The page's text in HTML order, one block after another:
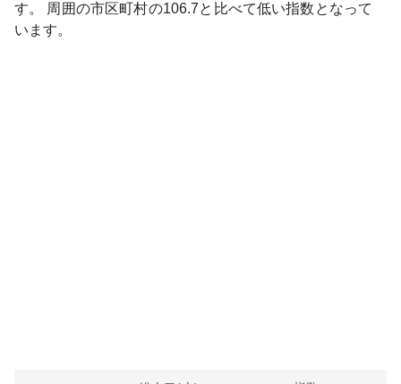
す。
周囲の市区町村の106.7と比べて低い指数となって
います。